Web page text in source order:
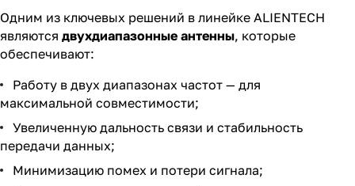
Одним из ключевых решений в линейке ALIENTECH
являются двухдиапазонные антенны, которые
обеспечивают:
Работу в двух диапазонах частот — для
максимальной совместимости;
Увеличенную дальность связи и стабильность
передачи данных;
Минимизацию помех и потери сигнала;